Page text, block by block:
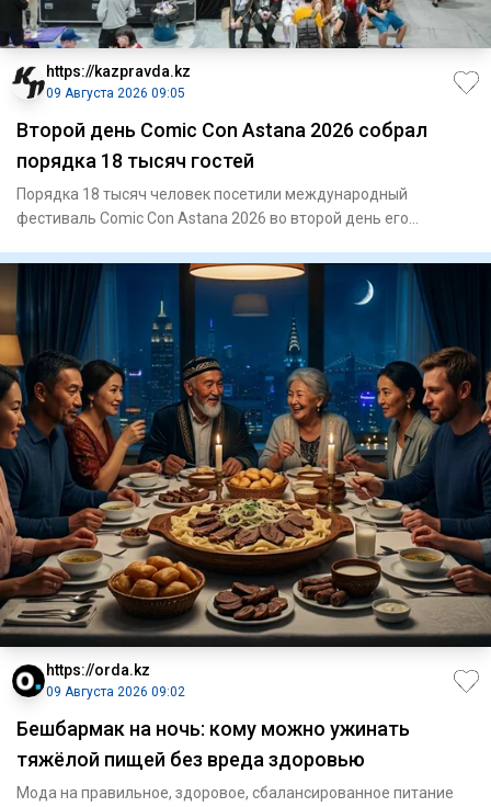
https://kazpravda.kz
09 Августа 2026 09:05
Второй день Comic Con Astana 2026 собрал
порядка 18 тысяч гостей
Порядка 18 тысяч человек посетили международный
фестиваль Comic Con Astana 2026 во второй день его
https://orda.kz
09 Августа 2026 09:02
Бешбармак на ночь: кому можно ужинать
тяжёлой пищей без вреда здоровью
Мода на правильное, здоровое, сбалансированное питание